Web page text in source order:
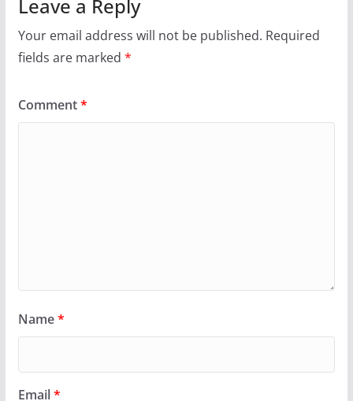
Leave a Reply
Your email address will not be published. Required
fields are marked *
Comment*
Name*
Email*